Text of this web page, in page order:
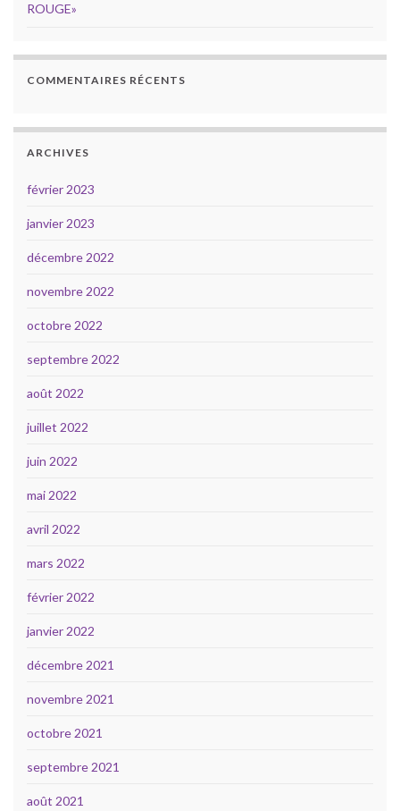
ROUGE»
COMMENTAIRES RÉCENTS
ARCHIVES
février 2023
janvier 2023
décembre 2022
novembre 2022
octobre 2022
septembre 2022
août 2022
juillet 2022
juin 2022
mai 2022
avril 2022
mars 2022
février 2022
janvier 2022
décembre 2021
novembre 2021
octobre 2021
septembre 2021
août 2021